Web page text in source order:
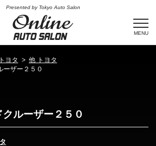
Presented by Tokyo Auto Salon
MENU
トヨタ
他 トヨタ
ーザー２５０
ルーザー２５０